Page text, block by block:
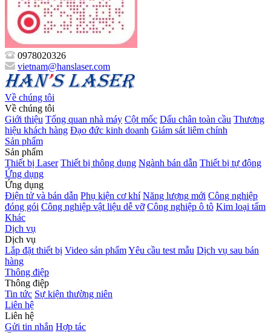
0978020326
vietnam@hanslaser.com
Về chúng tôi
Về chúng tôi
Giới thiệu Tổng quan nhà máy Cột mốc Dấu chân toàn cầu Thương
hiệu khách hàng Đạo đức kinh doanh Giám sát liêm chính
Sản phẩm
Sản phẩm
Thiết bị Laser Thiết bị thông dụng Ngành bán dẫn Thiết bị tự động
Ứng dụng
Ứng dụng
Điện tử và bán dẫn Phụ kiện cơ khí Năng lượng mới Công nghiệp
đóng gói Công nghiệp vật liệu dễ vỡ Công nghiệp ô tô Kim loại tấm
Khác
Dịch vụ
Dịch vụ
Lắp đặt thiết bị Video sản phẩmYêu cầu test mẫu Dịch vụ sau bán
hàng
Thông điệp
Thông điệp
Tin tức Sự kiện thường niên
Liên hệ
Liên hệ
Gửi tin nhắn Hợp tác